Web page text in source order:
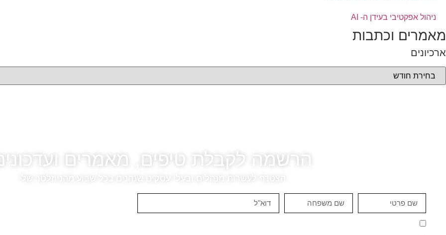
ניהול אפקטיבי בעידן ה- AI
מאמרים וכתבות
ארכיונים
הרשמה לקבלת טיפים, מאמרים